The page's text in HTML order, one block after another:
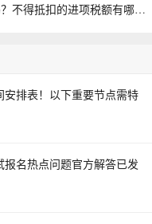
增值税中视同销售的进项税额能抵扣吗？不得抵扣的进项税额有哪些
排表！以下重要节点需特
名热点问题官方解答已发